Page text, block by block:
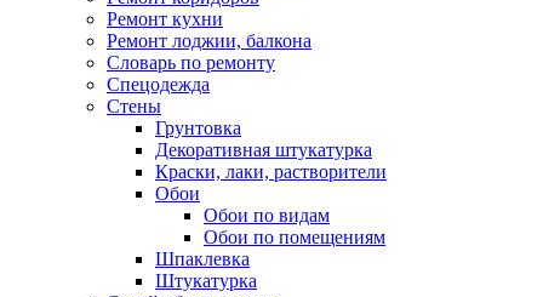
Ремонт кухни
Ремонт лоджии, балкона
Словарь по ремонту
Спецодежда
Стены
Грунтовка
Декоративная штукатурка
Краски, лаки, растворители
Обои
Обои по видам
Обои по помещениям
Шпаклевка
Штукатурка